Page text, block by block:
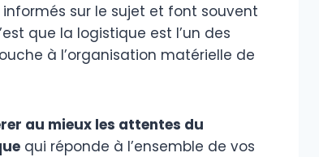
sur le sujet et font souvent
que la logistique est l’un des
à l’organisation matérielle de
au mieux les attentes du
qui réponde à l’ensemble de vos